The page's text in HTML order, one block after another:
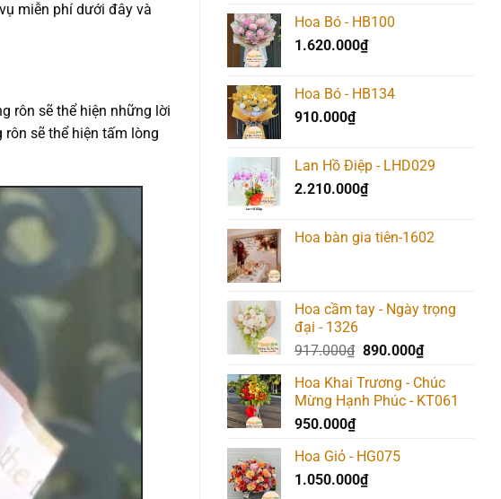
miễn phí dưới đây và
rôn sẽ thể hiện những lời
sẽ thể hiện tấm lòng
Hoa Bó - HB100
1.620.000₫
Hoa Bó - HB134
910.000₫
Lan Hồ Điệp - LHD029
2.210.000₫
Hoa bàn gia tiên-1602
Hoa cầm tay - Ngày trọng
đại - 1326
917.000₫ Giá
là:
917.000₫.
890.000₫Giá
tại
là:
Hoa Khai Trương - Chúc
Mừng Hạnh Phúc - KT061
950.000₫
Hoa Giỏ - HG075
1.050.000₫